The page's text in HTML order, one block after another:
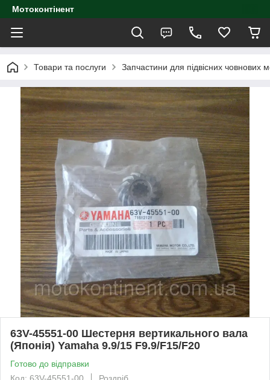
Мотоконтінент
Товари та послуги Запчастини для підвісних човнових
63V-45551-00 Шестерня вертикального вала
(Японія) Yamaha 9.9/15 F9.9/F15/F20
Готово до відправки
Код: 63V-45551-00
Роздріб